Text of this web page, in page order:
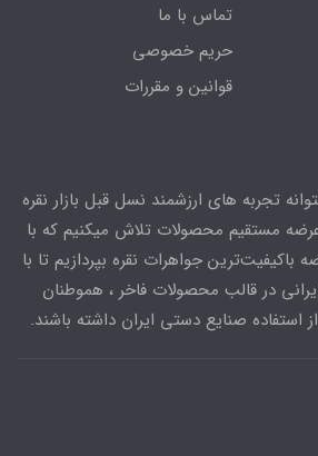
تماس با ما
حریم خصوصی
قوانین و مقررات
تجربه های ارزشمند نسل قبل بازار نقره
عرضه مستقیم محصولات تلاش میکنیم که با
باکیفیت‌ترین جواهرات نقره بپردازیم تا با
در قالب محصولات فاخر ، هموطنان
استفاده صنایع دستی ایران داشته باشند.